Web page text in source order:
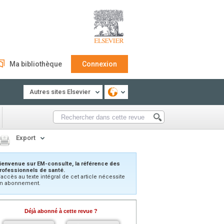
Ma bibliothèque Connexion
Autres sites Elsevier
Export
sur EM-consulte, la référence des
de santé.
au texte intégral de cet article nécessite
abonnement.
Déjà abonné à cette revue ?